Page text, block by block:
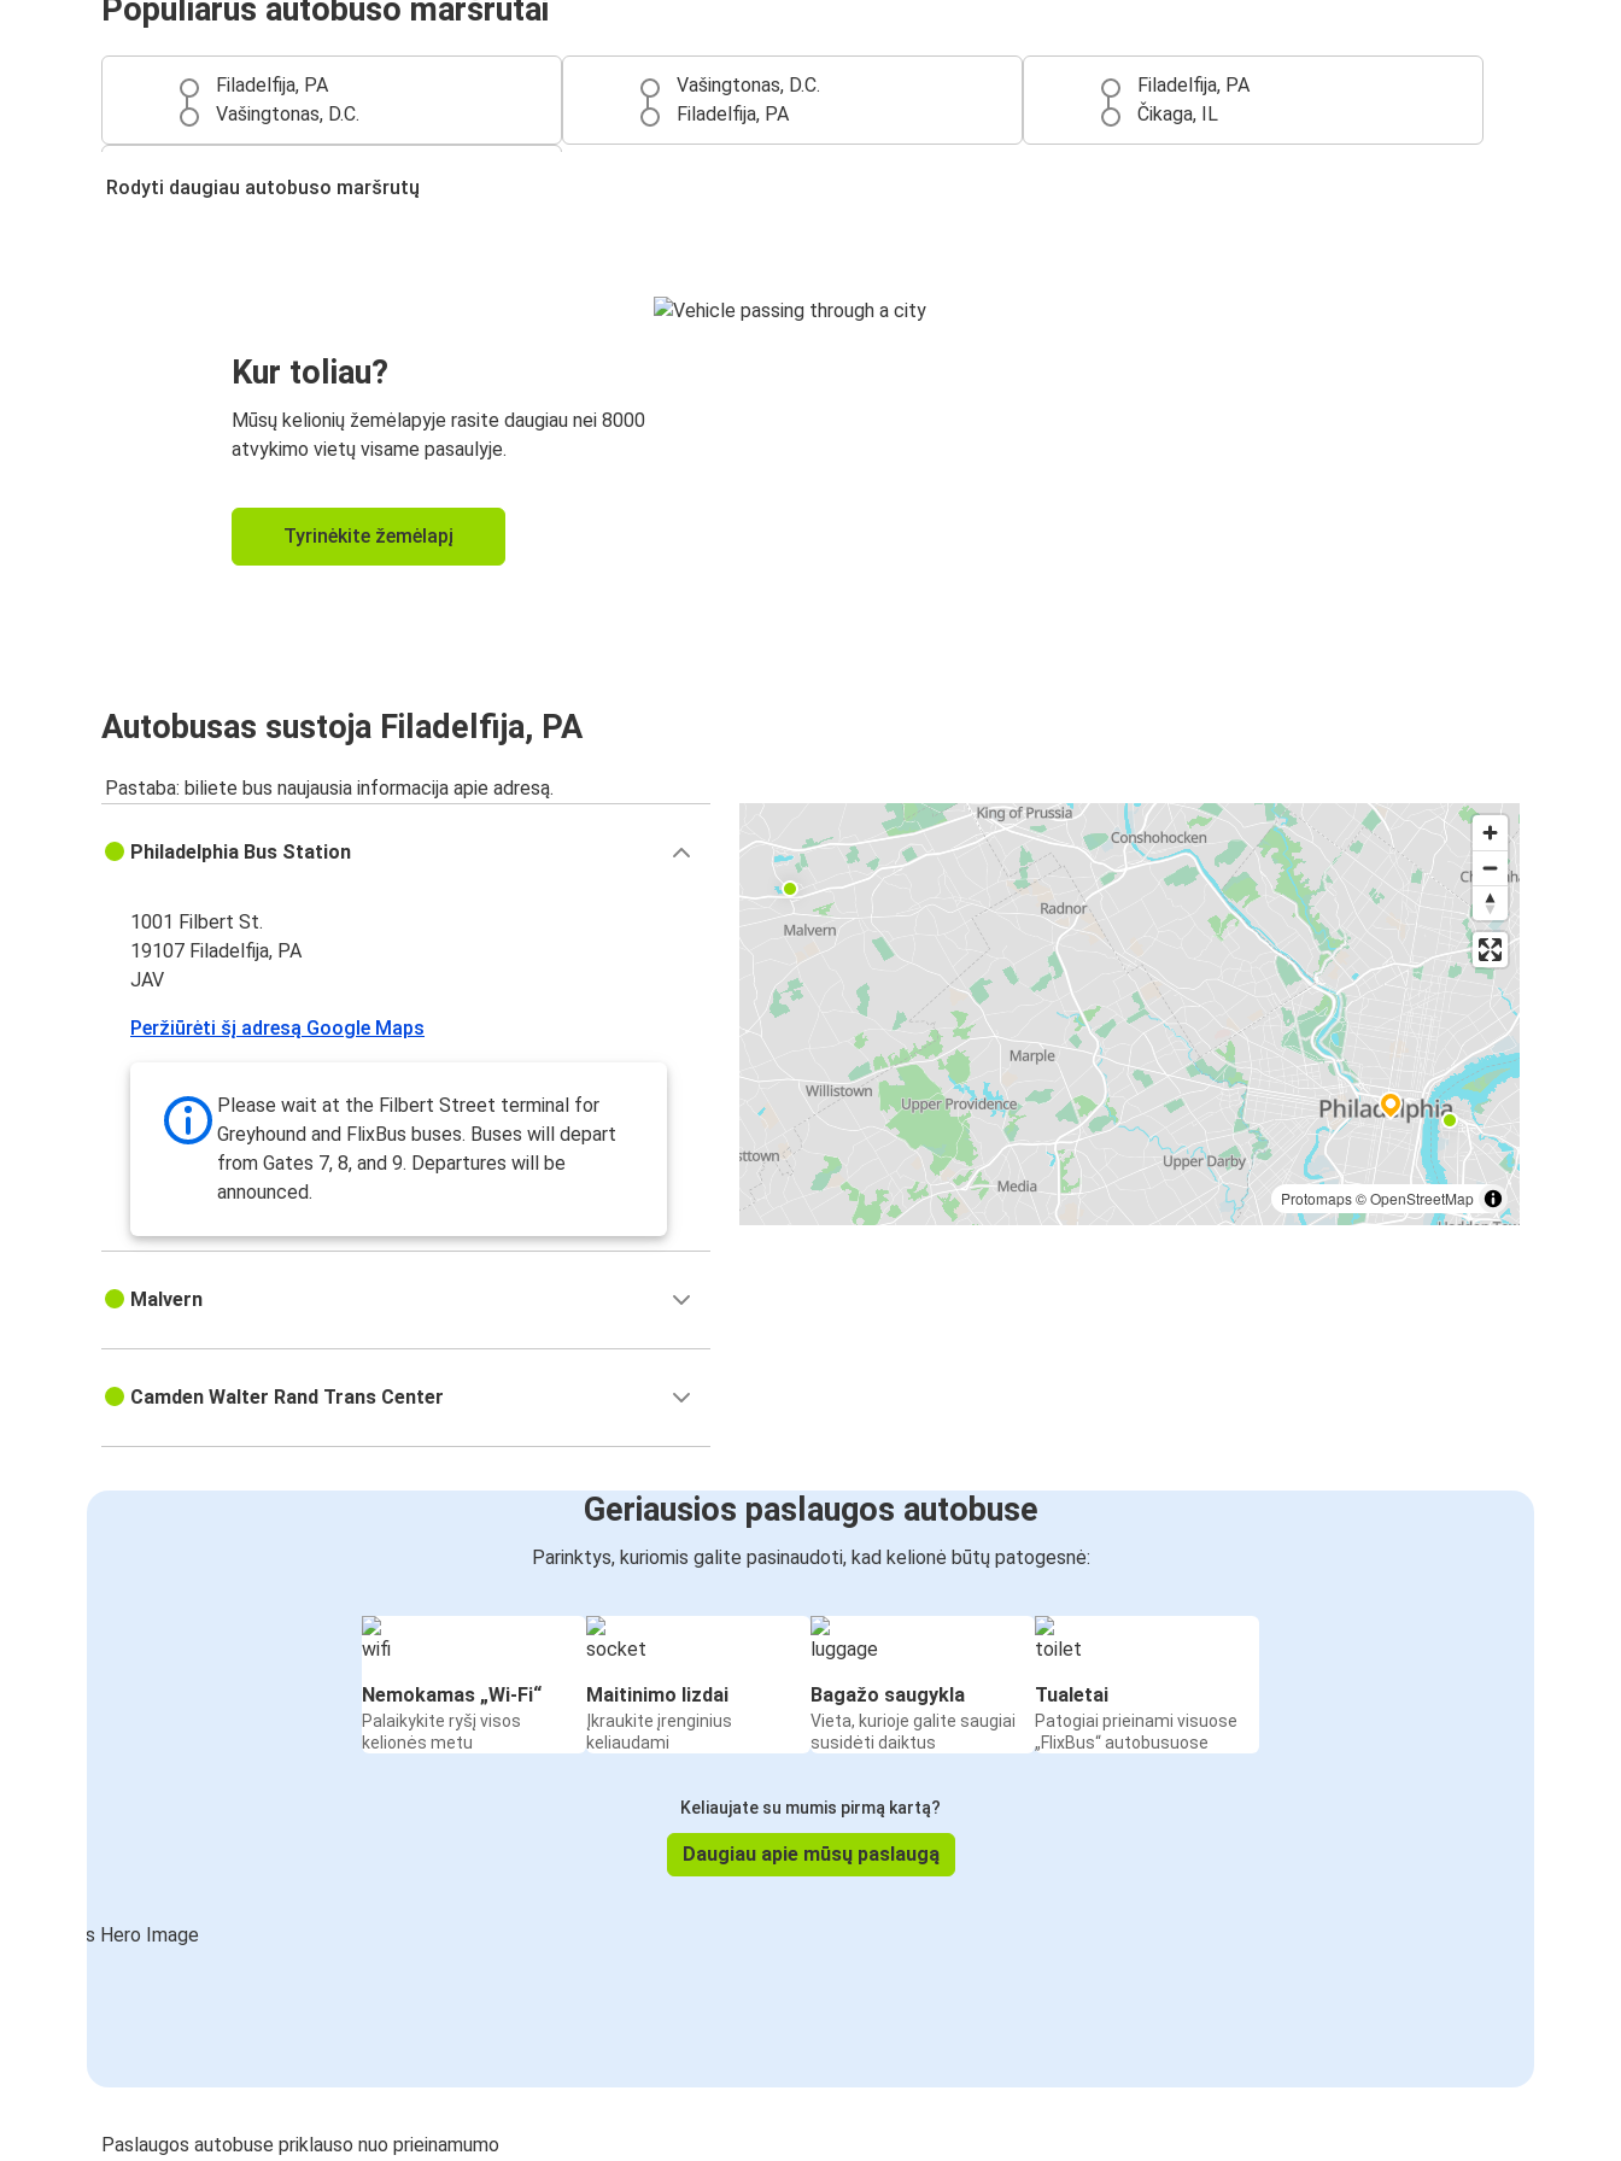
Populiarūs autobuso maršrutai
Filadelfija, PA
Vašingtonas, D.C.
Vašingtonas, D.C.
Filadelfija, PA
Filadelfija, PA
Čikaga, IL
Čikaga, IL
Rodyti daugiau autobuso maršrutų
Kur toliau?
Mūsų kelionių žemėlapyje rasite daugiau nei 8000
atvykimo vietų visame pasaulyje.
Tyrinėkite žemėlapį
Autobusas sustoja Filadelfija, PA
Pastaba: biliete bus naujausia informacija apie adresą.
Protomaps©OpenStreetMap
Philadelphia Bus Station
1001 Filbert St.
19107 Filadelfija, PA
JAV
Peržiūrėti šį adresą Google Maps
Please wait at the Filbert Street terminal for
Greyhound and FlixBus buses. Buses will depart
from Gates 7, 8, and 9. Departures will be
announced.
Malvern
Camden Walter Rand Trans Center
Geriausios paslaugos autobuse
Parinktys, kuriomis galite pasinaudoti, kad kelionė būtų patogesnė:
Nemokamas „Wi-Fi“
Palaikykite ryšį visos
kelionės metu
Maitinimo lizdai
Įkraukite įrenginius
keliaudami
Bagažo saugykla
Vieta, kurioje galite saugiai
susidėti daiktus
Tualetai
Patogiai prieinami visuose
„FlixBus“ autobusuose
Keliaujate su mumis pirmą kartą?
Daugiau apie mūsų paslaugą
Paslaugos autobuse priklauso nuo prieinamumo